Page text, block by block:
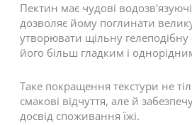
Пектин має чудові
дозволяє йому поглинати велику
утворювати щільну гелеподібну
його більш гладким і
Таке покращення текстури не
смакові відчуття, але й
досвід споживання їжі.